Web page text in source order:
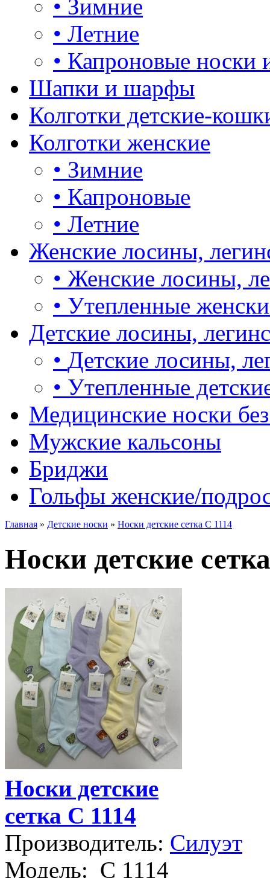
• Зимние
• Летние
• Капроновые носки
Шапки и шарфы
Колготки детские-
Колготки женские
• Зимние
• Капроновые
• Летние
Женские лосины,
• Женские лосины,
• Утепленные
Детские лосины,
• Детские лосины,
• Утепленные
Медицинские носки
Мужские кальсоны
Бриджи
Гольфы женские/
Главная » Детские носки » Носки детские сетка С 1114
Носки детские
Носки детские
сетка С 1114
Производитель: Силуэт
Модель: С 1114